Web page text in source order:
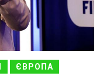
ЄВРОПА